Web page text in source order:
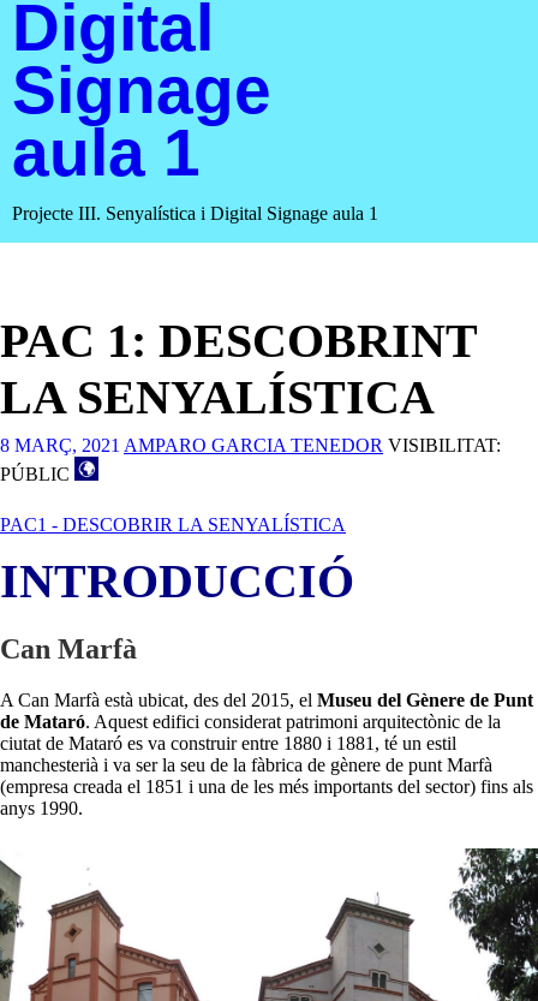
Digital
Signage
aula 1
Projecte III. Senyalística i Digital Signage aula 1
PAC 1: DESCOBRINT
LA SENYALÍSTICA
8 MARÇ, 2021 AMPARO GARCIA TENEDOR VISIBILITAT:
PÚBLIC
PAC1 - DESCOBRIR LA SENYALÍSTICA
INTRODUCCIÓ
Can Marfà
A Can Marfà està ubicat, des del 2015, el Museu del Gènere de Punt
de Mataró. Aquest edifici considerat patrimoni arquitectònic de la
ciutat de Mataró es va construir entre 1880 i 1881, té un estil
manchesterià i va ser la seu de la fàbrica de gènere de punt Marfà
(empresa creada el 1851 i una de les més importants del sector) fins als
anys 1990.